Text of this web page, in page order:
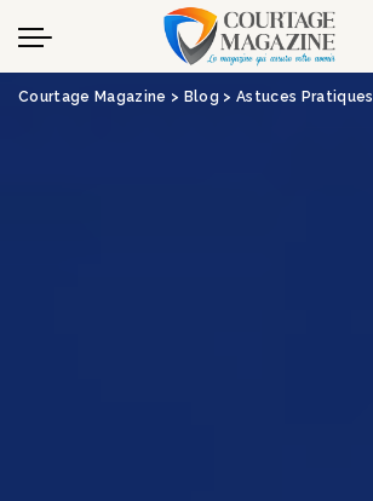
Panneau de gestion des cookies
Courtage Magazine > Blog > Astuces Pratiques